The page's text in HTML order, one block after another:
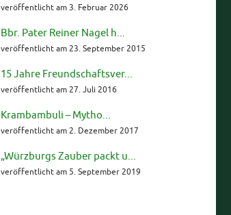
veröffentlicht am 3. Februar 2026
Bbr. Pater Reiner Nagel h...
veröffentlicht am 23. September 2015
15 Jahre Freundschaftsver...
veröffentlicht am 27. Juli 2016
Krambambuli – Mytho...
veröffentlicht am 2. Dezember 2017
„Würzburgs Zauber packt u...
veröffentlicht am 5. September 2019